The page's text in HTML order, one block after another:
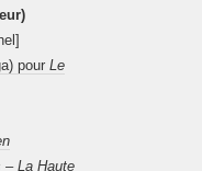
pour Le
– La Haute